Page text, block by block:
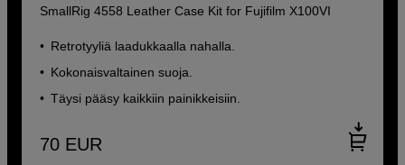
SmallRig 4558 Leather Case Kit for Fujifilm X100VI
Retrotyyliä laadukkaalla nahalla.
Kokonaisvaltainen suoja.
Täysi pääsy kaikkiin painikkeisiin.
70 EUR